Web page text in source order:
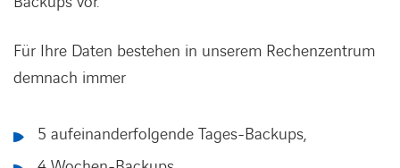
Für Ihre Daten bestehen in unserem Rechenzentrum
demnach immer
5 aufeinanderfolgende Tages-Backups,